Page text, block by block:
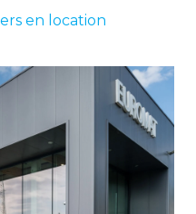
en location